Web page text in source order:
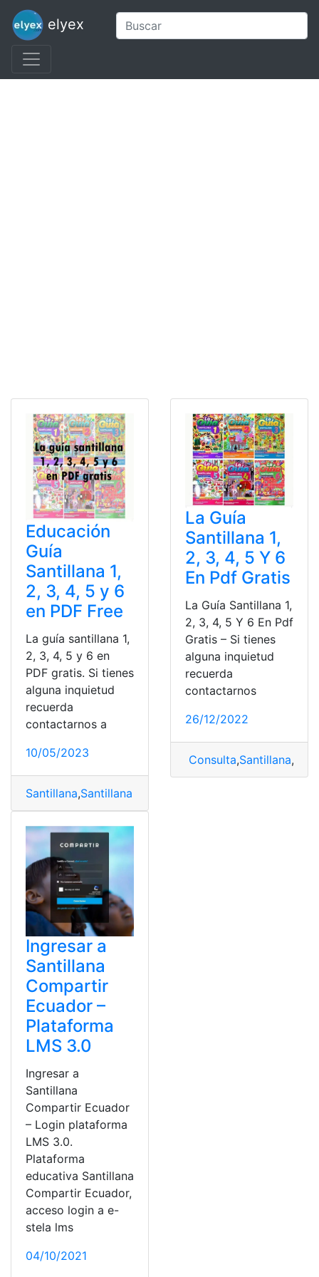
elyex
Educación
Guía
Santillana 1,
2, 3, 4, 5 y 6
en PDF Free
La guía santillana 1,
2, 3, 4, 5 y 6 en
PDF gratis. Si tienes
alguna inquietud
recuerda
contactarnos a
10/05/2023
Santillana,Santillana Compartir
La Guía
Santillana 1,
2, 3, 4, 5 Y 6
En Pdf Gratis
La Guía Santillana 1,
2, 3, 4, 5 Y 6 En Pdf
Gratis – Si tienes
alguna inquietud
recuerda
contactarnos
26/12/2022
Consulta,Santillana,
Ingresar a
Santillana
Compartir
Ecuador –
Plataforma
LMS 3.0
Ingresar a
Santillana
Compartir Ecuador
– Login plataforma
LMS 3.0.
Plataforma
educativa Santillana
Compartir Ecuador,
acceso login a e-
stela lms
04/10/2021